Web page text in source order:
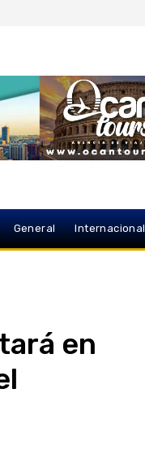
General Internacional
en